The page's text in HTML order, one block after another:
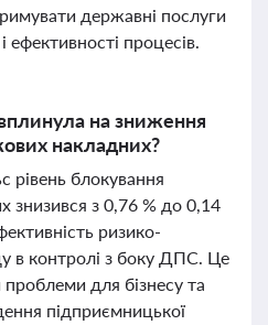
державні послуги
ефективності процесів.
на зниження
накладних?
рівень блокування
знизився з 0,76 % до 0,14
ризико-
в контролі з боку ДПС. Це
для бізнесу та
підприємницької